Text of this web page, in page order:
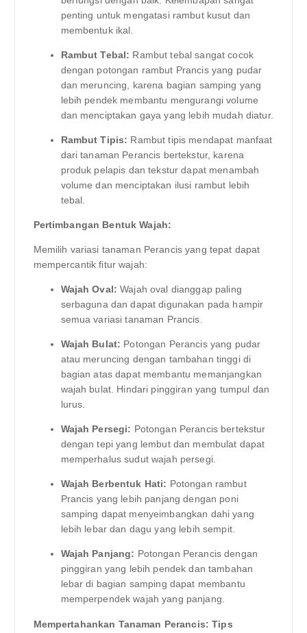
penting untuk mengatasi rambut kusut dan
membentuk ikal.
Rambut Tebal: Rambut tebal sangat cocok
dengan potongan rambut Prancis yang pudar
dan meruncing, karena bagian samping yang
lebih pendek membantu mengurangi volume
dan menciptakan gaya yang lebih mudah diatur.
Rambut Tipis: Rambut tipis mendapat manfaat
dari tanaman Perancis bertekstur, karena
produk pelapis dan tekstur dapat menambah
volume dan menciptakan ilusi rambut lebih
tebal.
Pertimbangan Bentuk Wajah:
Memilih variasi tanaman Perancis yang tepat dapat
mempercantik fitur wajah:
Wajah Oval: Wajah oval dianggap paling
serbaguna dan dapat digunakan pada hampir
semua variasi tanaman Prancis.
Wajah Bulat: Potongan Perancis yang pudar
atau meruncing dengan tambahan tinggi di
bagian atas dapat membantu memanjangkan
wajah bulat. Hindari pinggiran yang tumpul dan
lurus.
Wajah Persegi: Potongan Perancis bertekstur
dengan tepi yang lembut dan membulat dapat
memperhalus sudut wajah persegi.
Wajah Berbentuk Hati: Potongan rambut
Prancis yang lebih panjang dengan poni
samping dapat menyeimbangkan dahi yang
lebih lebar dan dagu yang lebih sempit.
Wajah Panjang: Potongan Perancis dengan
pinggiran yang lebih pendek dan tambahan
lebar di bagian samping dapat membantu
memperpendek wajah yang panjang.
Mempertahankan Tanaman Perancis: Tips